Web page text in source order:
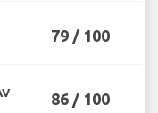
79 / 100
86 / 100